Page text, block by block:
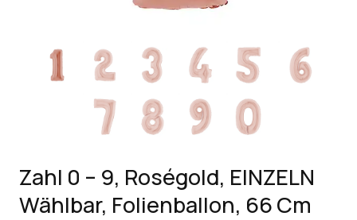
Zahl 0 – 9, Roségold, EINZELN
Wählbar, Folienballon, 66 Cm